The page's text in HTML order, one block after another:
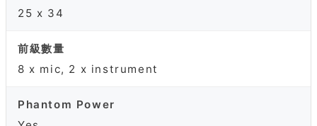
25 x 34
前級數量
8 x mic, 2 x instrument
Phantom Power